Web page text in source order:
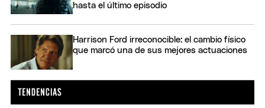
hasta el último episodio
Harrison Ford irreconocible: el cambio físico
que marcó una de sus mejores actuaciones